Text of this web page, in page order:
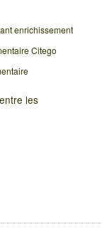
enrichissement
Citego
les